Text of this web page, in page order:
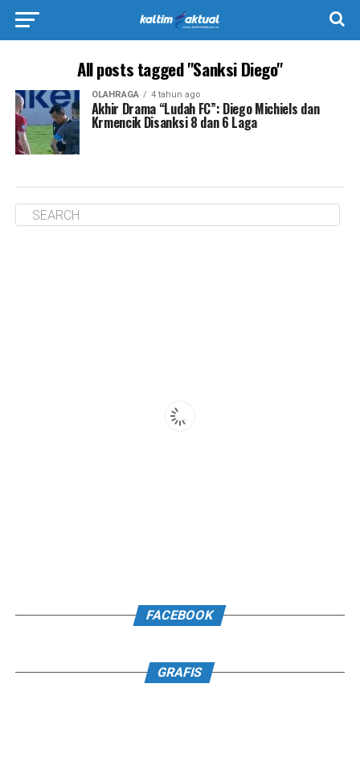
All posts tagged "Sanksi Diego"
OLAHRAGA 4 tahun ago
Akhir Drama “Ludah FC”: Diego Michiels dan
Krmencik Disanksi 8 dan 6 Laga
FACEBOOK
GRAFIS